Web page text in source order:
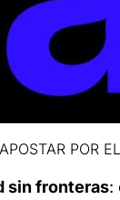
POR
sin fronteras: